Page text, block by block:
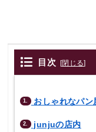
目次 [閉じる]
1. おしゃれなパン
2. junjuの店内